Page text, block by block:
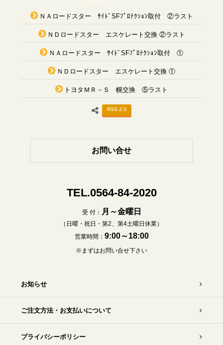
ＮＡロードスター ｻｲﾄﾞSFﾌﾟﾛﾃｸｼｮﾝ取付 ②ラスト
ＮＤロードスター エスケレート交換 ②ラスト
ＮＡロードスター ｻｲﾄﾞSFﾌﾟﾛﾃｸｼｮﾝ取付 ①
ＮＤロードスター エスケレート交換 ①
トヨタＭＲ－Ｓ 幌交換 ⑤ラスト
RSS 2.0
お問い合せ
TEL.0564-84-2020
受 付： 月～金曜日
（日曜・祝日・第2、第4土曜日休業）
営業時間： 9:00～18:00
※まずはお問い合せ下さい
お知らせ
ご注文方法・お支払いについて
プライバシーポリシー